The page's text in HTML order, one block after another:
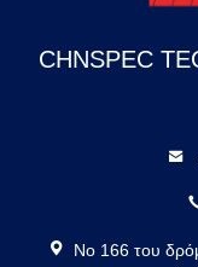
CHNSPEC
Νο 166 του